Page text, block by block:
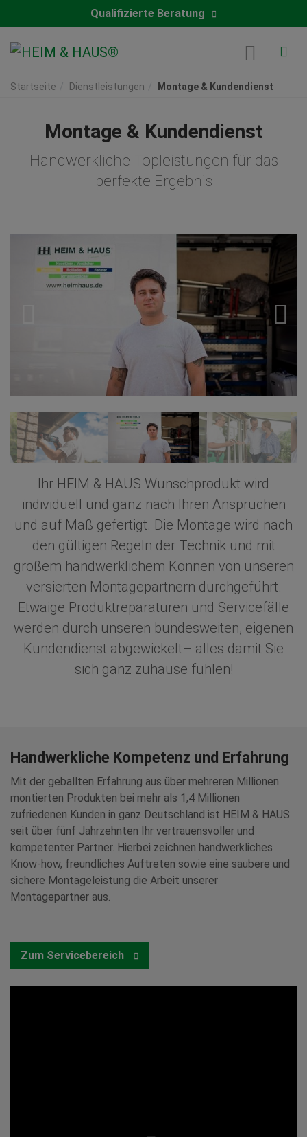
Qualifizierte Beratung
Startseite Dienstleistungen Montage & Kundendienst
Montage & Kundendienst
Handwerkliche Topleistungen für das
perfekte Ergebnis
Ihr HEIM & HAUS Wunschprodukt wird
individuell und ganz nach Ihren Ansprüchen
und auf Maß gefertigt. Die Montage wird nach
den gültigen Regeln der Technik und mit
großem handwerklichem Können von unseren
versierten Montagepartnern durchgeführt.
Etwaige Produktreparaturen und Servicefälle
werden durch unseren bundesweiten, eigenen
Kundendienst abgewickelt– alles damit Sie
sich ganz zuhause fühlen!
Handwerkliche Kompetenz und Erfahrung
Mit der geballten Erfahrung aus über mehreren Millionen
montierten Produkten bei mehr als 1,4 Millionen
zufriedenen Kunden in ganz Deutschland ist HEIM & HAUS
seit über fünf Jahrzehnten Ihr vertrauensvoller und
kompetenter Partner. Hierbei zeichnen handwerkliches
Know-how, freundliches Auftreten sowie eine saubere und
sichere Montageleistung die Arbeit unserer
Montagepartner aus.
Zum Servicebereich